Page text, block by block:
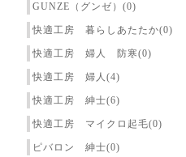
GUNZE（グンゼ）(0)
快適工房 暮らしあたたか(0)
快適工房 婦人 防寒(0)
快適工房 婦人(4)
快適工房 紳士(6)
快適工房 マイクロ起毛(0)
ピバロン 紳士(0)